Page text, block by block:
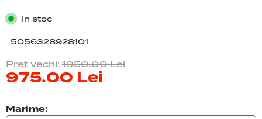
In stoc
5056328928101
Pret vechi: 1950.00Lei
975.00 Lei
Marime: